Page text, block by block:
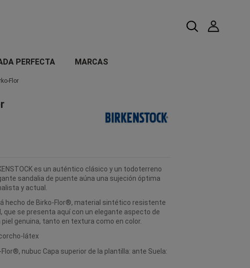
PERFECTA MARCAS
Flor
es un auténtico clásico y un todoterreno
sandalia de puente aúna una sujeción óptima
y actual.
hecho de Birko-Flor®, material sintético resistente
que se presenta aquí con un elegante aspecto de
genuina, tanto en textura como en color.
látex
nubuc Capa superior de la plantilla: ante Suela: